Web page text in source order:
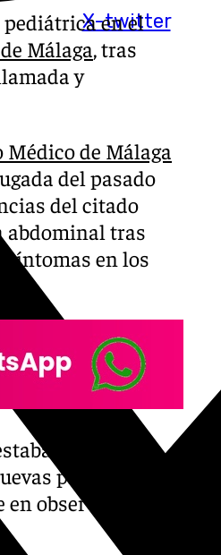
X-twitter
pediátrica en el
Málaga, tras
y
de Málaga
del pasado
del citado
abdominal tras
síntomas en los
una posible
pruebas y la
observación y,